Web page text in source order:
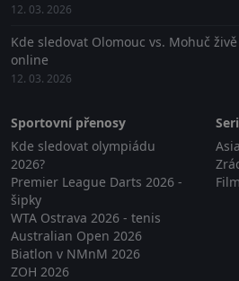
12. 03. 2026
Kde sledovat Olomouc vs. Mohuč
online
12. 03. 2026
Sportovní přenosy
Kde sledovat olympiádu
2026?
Premier League Darts 2026 -
šipky
WTA Ostrava 2026 - tenis
Australian Open 2026
Biatlon v NMnM 2026
ZOH 2026